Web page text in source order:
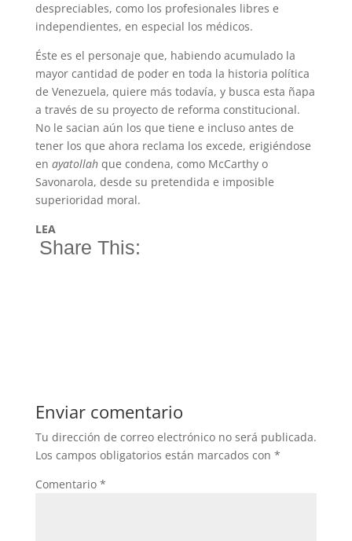
despreciables, como los profesionales libres e
independientes, en especial los médicos.
Éste es el personaje que, habiendo acumulado la
mayor cantidad de poder en toda la historia política
de Venezuela, quiere más todavía, y busca esta ñapa
a través de su proyecto de reforma constitucional.
No le sacian aún los que tiene e incluso antes de
tener los que ahora reclama los excede, erigiéndose
en ayatollahque condena, como McCarthy o
Savonarola, desde su pretendida e imposible
superioridad moral.
LEA
Share This:
Enviar comentario
Tu dirección de correo electrónico no será publicada.
Los campos obligatorios están marcados con *
Comentario *